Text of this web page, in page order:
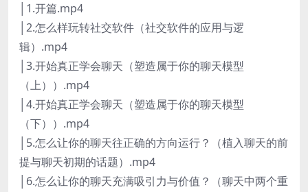
│1.开篇.mp4
│2.怎么样玩转社交软件（社交软件的应用与逻
辑）.mp4
│3.开始真正学会聊天（塑造属于你的聊天模型
（上））.mp4
│4.开始真正学会聊天（塑造属于你的聊天模型
（下））.mp4
│5.怎么让你的聊天往正确的方向运行？（植入聊天的前
提与聊天初期的话题）.mp4
│6.怎么让你的聊天充满吸引力与价值？（聊天中两个重